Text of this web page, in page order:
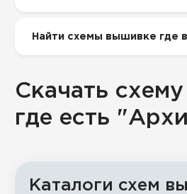
Найти схемы вышивке где
Скачать
где есть
Каталоги схем